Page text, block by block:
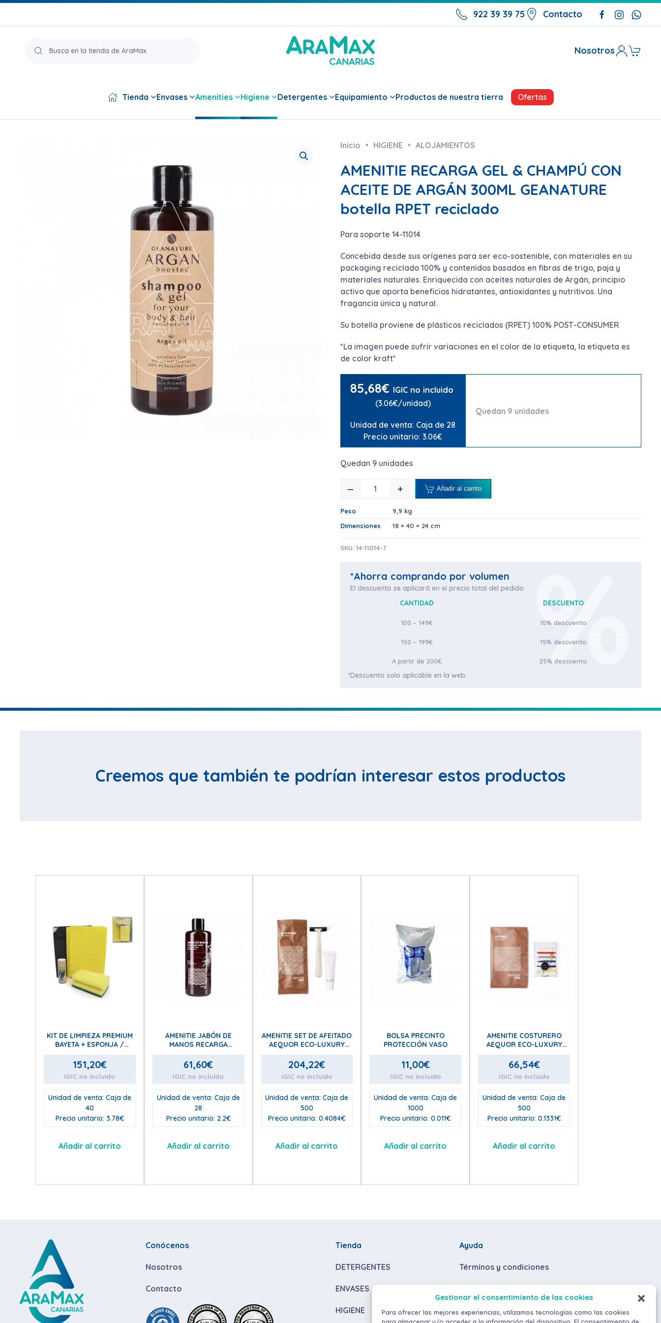
Gestionar el consentimiento de las cookies
Para ofrecer las mejores experiencias, utilizamos tecnologías como las cookies
922 39 39 75 Contacto
productos Nosotros
Tienda Envases Amenities Higiene Detergentes Equipamiento Productos de nuestra tierra Ofertas
Inicio HIGIENE ALOJAMIENTOS
AMENITIE RECARGA GEL & CHAMPÚ CON
ACEITE DE ARGÁN 300ML GEANATURE
botella RPET reciclado
Para soporte 14-11014
Concebida desde sus orígenes para ser eco-sostenible, con materiales en su
packaging reciclado 100% y contenidos basados en fibras de trigo, paja y
materiales naturales. Enriquecida con aceites naturales de Argán, principio
activo que aporta beneficios hidratantes, antioxidantes y nutritivos. Una
fragancia única y natural.
Su botella proviene de plásticos reciclados (RPET) 100% POST-CONSUMER
*La imagen puede sufrir variaciones en el color de la etiqueta, la etiqueta es
de color kraft*
85,68€ IGIC no incluido
(3.06€/unidad)
Unidad de venta: Caja de 28
Precio unitario: 3.06€
Quedan 9 unidades
Quedan 9 unidades
AMENITIE RECARGA GEL & CHAMPÚ CON ACEITE DE ARGÁN 300ML
– + Añadir al carrito
Peso
9,9 kg
Dimensiones
18 × 40 × 24 cm
SKU: 14-11014-7
*Ahorra comprando por volumen
El descuento se aplicará en el precio total del pedido
CANTIDAD
DESCUENTO
100 – 149€ 10% descuento
150 – 199€ 15% descuento
A partir de 200€ 25% descuento
*Descuento solo aplicable en la web.
Creemos que también te podrían interesar estos productos
KIT DE LIMPIEZA PREMIUM
BAYETA + ESPONJA /
BOLSA DE BASURA +
LAVAVAJILLA
151,20€
IGIC no incluido
Unidad de venta: Caja de
40
Precio unitario: 3.78€
Añadir al carrito
AMENITIE JABÓN DE
MANOS RECARGA
MODELO1 300ML
61,60€
IGIC no incluido
Unidad de venta: Caja de
28
Precio unitario: 2.2€
Añadir al carrito
AMENITIE SET DE AFEITADO
AEQUOR ECO-LUXURY
(Incluye: 1 maquinilla de
afeitado y 1 crema de
afeitar 10gr).
204,22€
IGIC no incluido
Unidad de venta: Caja de
500
Precio unitario: 0.4084€
Añadir al carrito
BOLSA PRECINTO
PROTECCIÓN VASO
11,00€
IGIC no incluido
Unidad de venta: Caja de
1000
Precio unitario: 0.011€
Añadir al carrito
AMENITIE COSTURERO
AEQUOR ECO-LUXURY
(Incluye: hilo, aguja,
imperdible y dos
botones.)
66,54€
IGIC no incluido
Unidad de venta: Caja de
500
Precio unitario: 0.1331€
Añadir al carrito
Conócenos
Nosotros
Contacto
Tienda
DETERGENTES
ENVASES
HIGIENE
Ayuda
Términos y condiciones
Envíos y devoluciones